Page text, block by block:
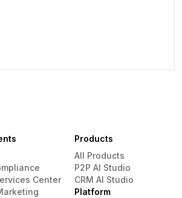
Center
Products
All Products
P2P AI Studio
CRM AI Studio
Platform